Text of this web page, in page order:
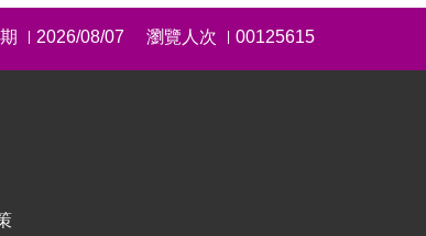
瀏覽人次 00125615
2026/08/07